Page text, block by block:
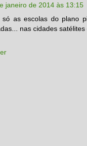
janeiro de 2014 às 13:15
só as escolas do plano
nas cidades